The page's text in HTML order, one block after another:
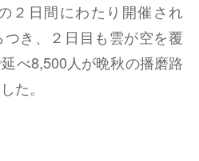
２日間にわたり開催され
き、２日目も雲が空を覆
べ8,500人が晩秋の播磨路
た。